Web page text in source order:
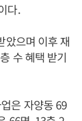
다.
았으며 이후 재
수 혜택 받기
은 자양동 69